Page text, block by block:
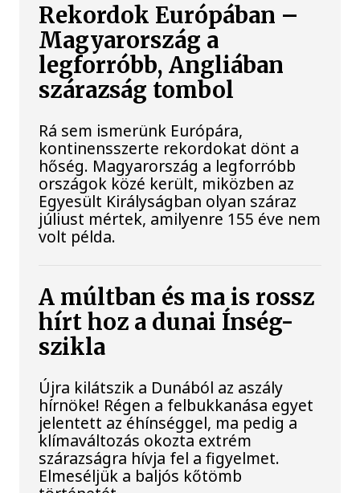
Rekordok Európában –
Magyarország a
legforróbb, Angliában
szárazság tombol
Rá sem ismerünk Európára,
kontinensszerte rekordokat dönt a
hőség. Magyarország a legforróbb
országok közé került, miközben az
Egyesült Királyságban olyan száraz
júliust mértek, amilyenre 155 éve nem
volt példa.
A múltban és ma is rossz
hírt hoz a dunai Ínség-
szikla
Újra kilátszik a Dunából az aszály
hírnöke! Régen a felbukkanása egyet
jelentett az éhínséggel, ma pedig a
klímaváltozás okozta extrém
szárazságra hívja fel a figyelmet.
Elmeséljük a baljós kőtömb